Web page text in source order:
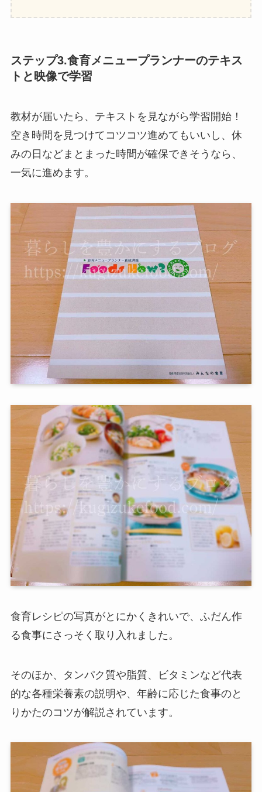
ステップ3.食育メニュープランナーのテキス
トと映像で学習
教材が届いたら、テキストを見ながら学習開始！
空き時間を見つけてコツコツ進めてもいいし、休
みの日などまとまった時間が確保できそうなら、
一気に進めます。
食育レシピの写真がとにかくきれいで、ふだん作
る食事にさっそく取り入れました。
そのほか、タンパク質や脂質、ビタミンなど代表
的な各種栄養素の説明や、年齢に応じた食事のと
りかたのコツが解説されています。